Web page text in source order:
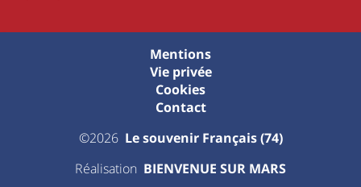
©2026 Le souvenir Français (74)
Mentions
Vie privée
Cookies
Contact
Réalisation BIENVENUE SUR MARS